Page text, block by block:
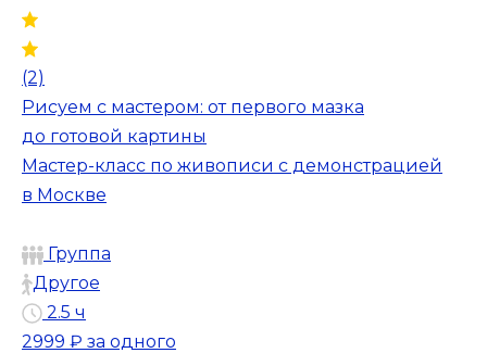
(2)
Рисуем с мастером: от первого мазка
до готовой картины
Мастер-класс по живописи с демонстрацией
в Москве
Группа
Другое
2.5 ч
2999 ₽ за одного